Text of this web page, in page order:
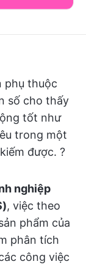
phụ thuộc
số cho thấy
tốt như
trong một
được. ?
nghiệp
, việc theo
phẩm của
phân tích
công việc